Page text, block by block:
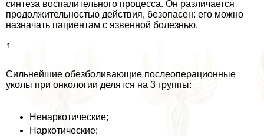
синтеза воспалительного процесса. Он различается
продолжительностью действия, безопасен: его можно
назначать пациентам с язвенной болезнью.
↑
Сильнейшие обезболивающие послеоперационные
уколы при oнкoлoгии делятся на 3 группы:
Ненаркотические;
Наркотические;